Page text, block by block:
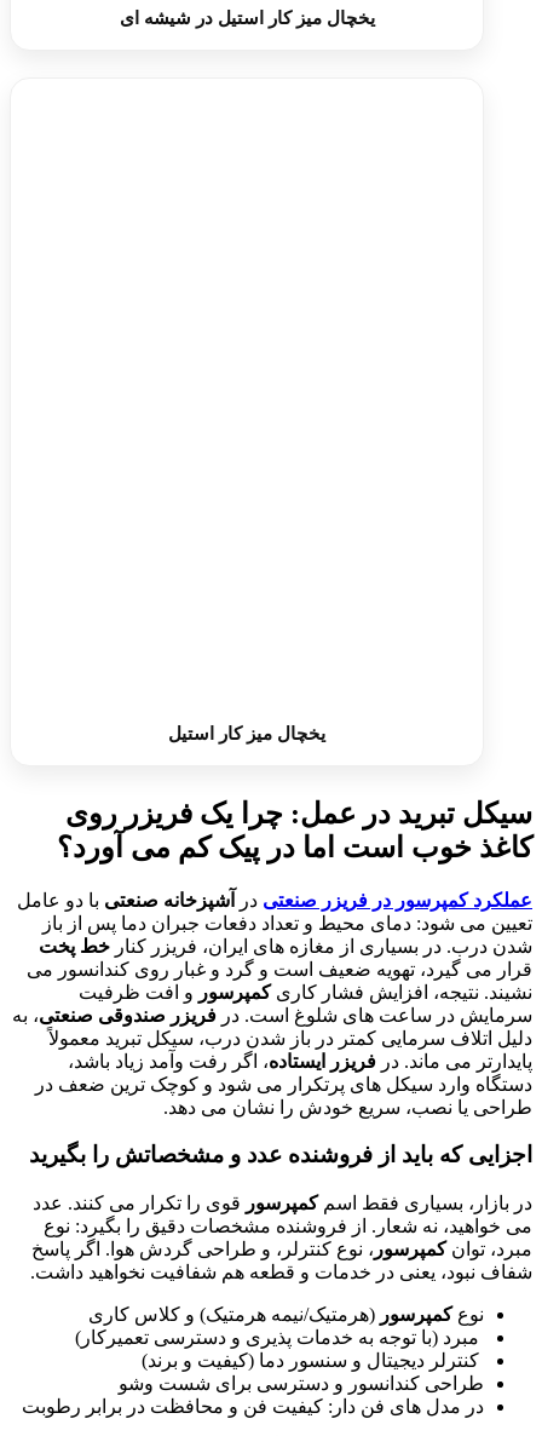
یخچال میز کار استیل در شیشه ای
یخچال میز کار استیل
سیکل تبرید در عمل: چرا یک فریزر روی
کاغذ خوب است اما در پیک کم می آورد؟
عملکرد کمپرسور در فریزر صنعتی در آشپزخانه صنعتی با دو عامل
تعیین می شود: دمای محیط و تعداد دفعات جبران دما پس از باز
شدن درب. در بسیاری از مغازه های ایران، فریزر کنار خط پخت
قرار می گیرد، تهویه ضعیف است و گرد و غبار روی کندانسور می
نشیند. نتیجه، افزایش فشار کاریکمپرسور و افت ظرفیت
سرمایش در ساعت های شلوغ است. در فریزر صندوقی صنعتی، به
دلیل اتلاف سرمایی کمتر در باز شدن درب، سیکل تبرید معمولاً
پایدارتر می ماند. در فریزر ایستاده، اگر رفت وآمد زیاد باشد،
دستگاه وارد سیکل های پرتکرار می شود و کوچک ترین ضعف در
طراحی یا نصب، سریع خودش را نشان می دهد.
اجزایی که باید از فروشنده عدد و مشخصاتش را بگیرید
در بازار، بسیاری فقط اسمکمپرسور قوی را تکرار می کنند. عدد
می خواهید، نه شعار. از فروشنده مشخصات دقیق را بگیرد: نوع
مبرد، توانکمپرسور ، نوع کنترلر، و طراحی گردش هوا. اگر پاسخ
شفاف نبود، یعنی در خدمات و قطعه هم شفافیت نخواهید داشت.
نوعکمپرسور (هرمتیک/نیمه هرمتیک) و کلاس کاری
مبرد (با توجه به خدمات پذیری و دسترسی تعمیرکار)
کنترلر دیجیتال و سنسور دما (کیفیت و برند)
طراحی کندانسور و دسترسی برای شست وشو
در مدل های فن دار: کیفیت فن و محافظت در برابر رطوبت